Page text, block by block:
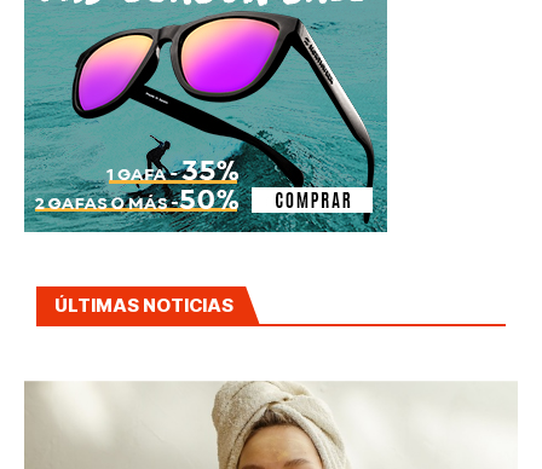
ÚLTIMAS NOTICIAS